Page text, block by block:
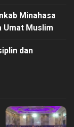
Minahasa
Umat Muslim
dan